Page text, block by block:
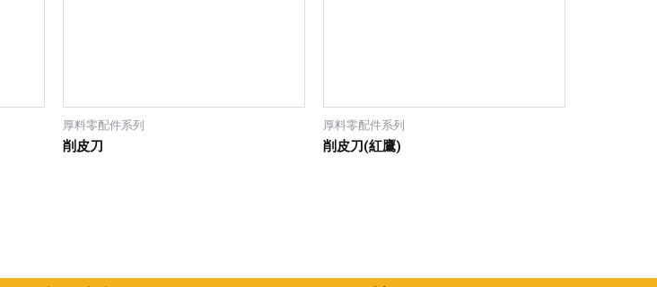
厚料零配件系列
削皮刀
厚料零配件系列
削皮刀(紅鷹)